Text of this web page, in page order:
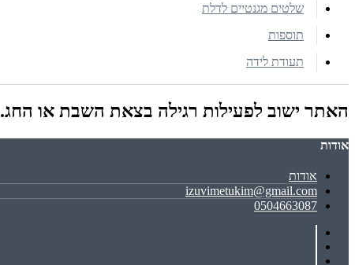
שלטים מגנטיים לדלת
תוספות
תעודת לידה
האתר ישוב לפעילות רגילה בצאת השבת או החג.
אודות
אודות
izuvimetukim@gmail.com
0504663087